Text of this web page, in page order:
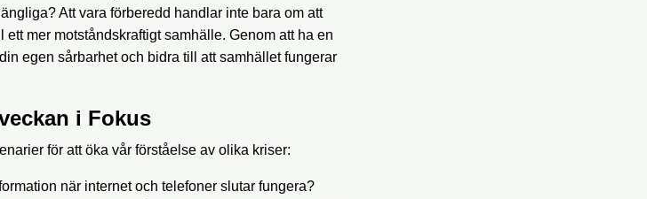
Att vara förberedd handlar inte bara om att
mer motståndskraftigt samhälle. Genom att ha en
egen sårbarhet och bidra till att samhället fungerar
i Fokus
för att öka vår förståelse av olika kriser:
när internet och telefoner slutar fungera?